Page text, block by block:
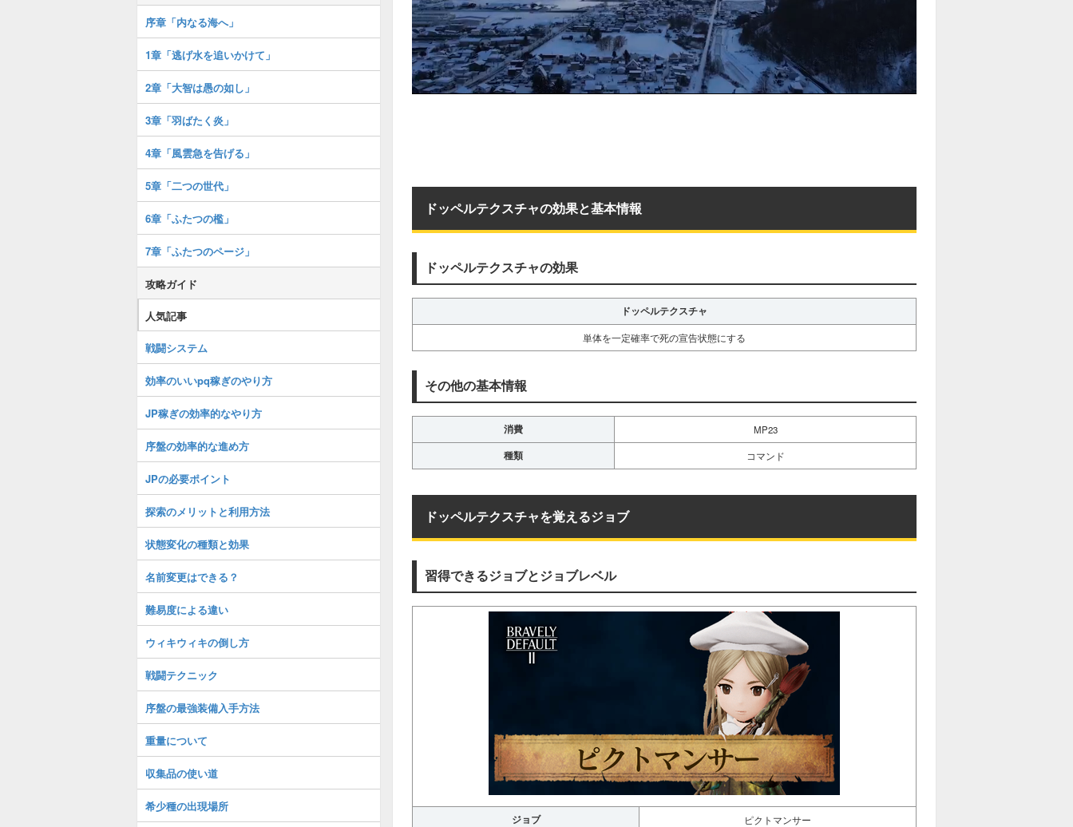
ドッペルテクスチャの効果と基本情報
ドッペルテクスチャの効果
ドッペルテクスチャ
単体を一定確率で死の宣告状態にする
その他の基本情報
消費 MP23
種類 コマンド
ドッペルテクスチャを覚えるジョブ
習得できるジョブとジョブレベル
ジョブ ピクトマンサー
序章「内なる海へ」
1章「逃げ水を追いかけて」
2章「大智は愚の如し」
3章「羽ばたく炎」
4章「風雲急を告げる」
5章「二つの世代」
6章「ふたつの檻」
7章「ふたつのページ」
攻略ガイド
人気記事
戦闘システム
効率のいいpq稼ぎのやり方
JP稼ぎの効率的なやり方
序盤の効率的な進め方
JPの必要ポイント
探索のメリットと利用方法
状態変化の種類と効果
名前変更はできる？
難易度による違い
ウィキウィキの倒し方
戦闘テクニック
序盤の最強装備入手方法
重量について
収集品の使い道
希少種の出現場所